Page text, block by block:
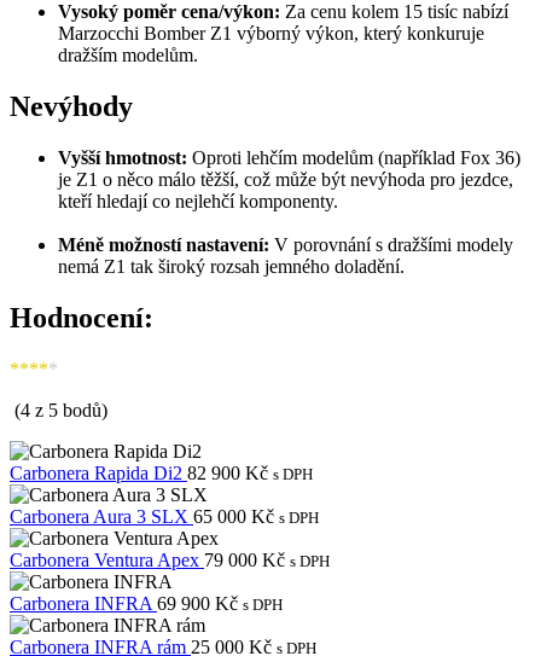
Vysoký poměr cena/výkon: Za cenu kolem 15 tisíc nabízí
Marzocchi Bomber Z1 výborný výkon, který konkuruje
dražším modelům.
Nevýhody
Vyšší hmotnost: Oproti lehčím modelům (například Fox 36)
je Z1 o něco málo těžší, což může být nevýhoda pro jezdce,
kteří hledají co nejlehčí komponenty.
Méně možností nastavení: V porovnání s dražšími modely
nemá Z1 tak široký rozsah jemného doladění.
Hodnocení:
*****
(4 z 5 bodů)
Carbonera Rapida Di2 82 900 Kč s DPH
Carbonera Aura 3 SLX 65 000 Kč s DPH
Carbonera Ventura Apex 79 000 Kč s DPH
Carbonera INFRA 69 900 Kč s DPH
Carbonera INFRA rám 25 000 Kč s DPH